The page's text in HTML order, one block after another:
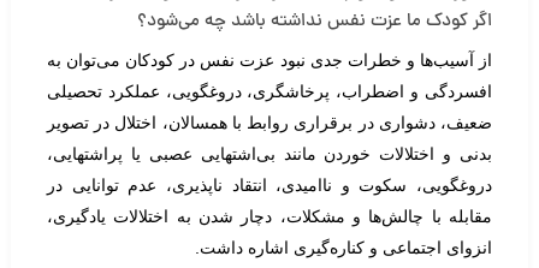
اگر کودک ما عزت نفس نداشته باشد چه می‌شود؟
از آسیب‌ها و خطرات جدی نبود عزت نفس در کودکان می‌توان به
افسردگی و اضطراب، پرخاشگری، دروغگویی، عملکرد تحصیلی
ضعیف، دشواری در برقراری روابط با همسالان، اختلال در تصویر
بدنی و اختلالات خوردن مانند بی‌اشتهایی عصبی یا پراشتهایی،
دروغگویی، سکوت و ناامیدی، انتقاد ناپذیری، عدم توانایی در
مقابله با چالش‌ها و مشکلات، دچار شدن به اختلالات یادگیری،
انزوای اجتماعی و کناره‌گیری اشاره داشت.